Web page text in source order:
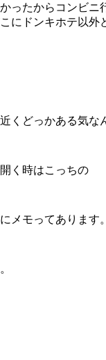
ったからコンビニ
にドンキホテ以外
くどっかある気な
く時はこっちの
メモってあります